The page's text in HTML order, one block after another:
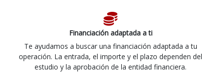
Financiación adaptada a ti
Te ayudamos a buscar una financiación adaptada a tu
operación. La entrada, el importe y el plazo dependen del
estudio y la aprobación de la entidad financiera.